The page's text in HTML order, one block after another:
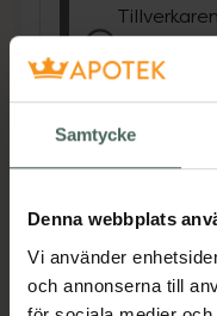
Samtycke
Denna webbplats
Vi använder
och annonserna till
CE-
säker att
gällande
Ger ett stadigt
smärta. Stöder
stödskenor ger
begränsa